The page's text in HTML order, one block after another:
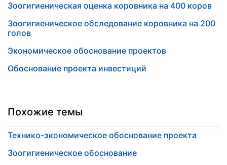
Зоогигиеническая оценка коровника на 400 коров
Зоогигиеническое обследование коровника на 200
голов
Экономическое обоснование проектов
Обоснование проекта инвестиций
Похожие темы
Технико-экономическое обоснование проекта
Зоогигиеническое обоснование